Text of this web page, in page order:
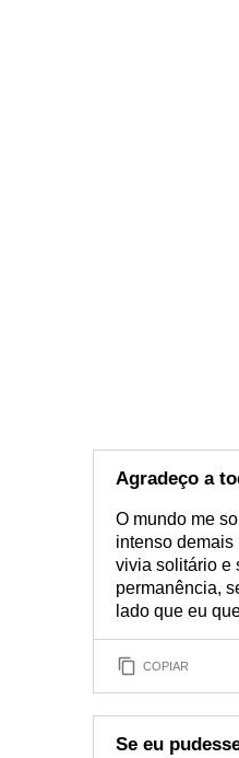
Agradeço a
O mundo me
intenso demais
vivia solitário e
permanência,
lado que eu
COPIAR
Se eu